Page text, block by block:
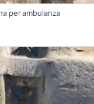
per ambulanza